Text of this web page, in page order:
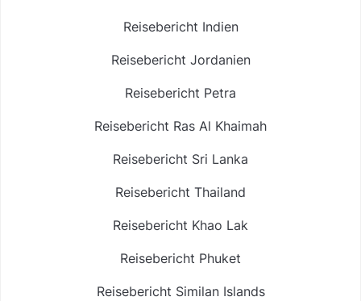
Reisebericht Indien
Reisebericht Jordanien
Reisebericht Petra
Reisebericht Ras Al Khaimah
Reisebericht Sri Lanka
Reisebericht Thailand
Reisebericht Khao Lak
Reisebericht Phuket
Reisebericht Similan Islands